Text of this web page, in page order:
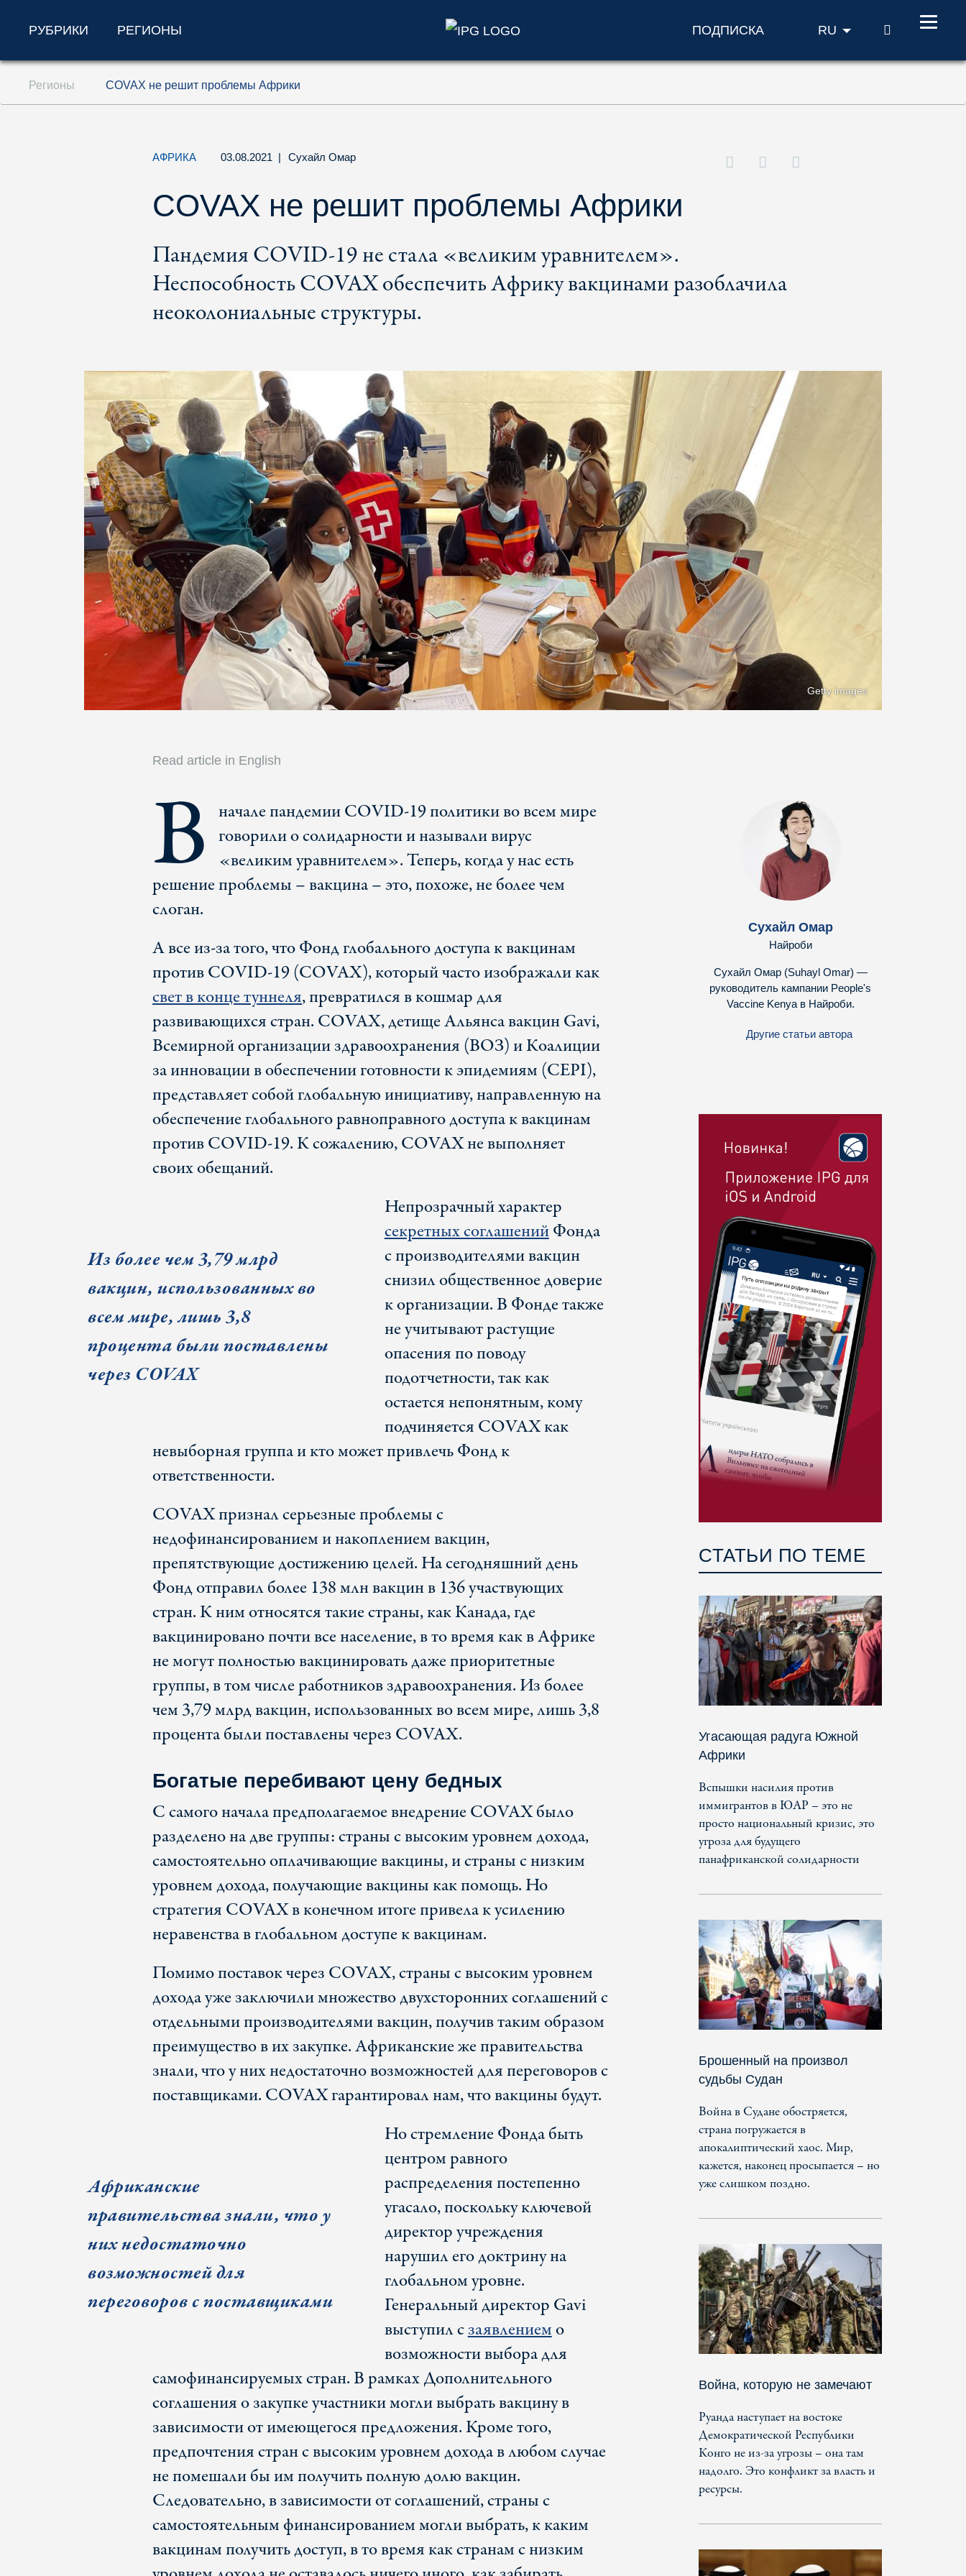
Перейти к содержанию (ключ доступа '1')
Перейти к поиску (ключ доступа '2')
РУБРИКИ РЕГИОНЫ ПОДПИСКА RU ПОИСК
Регионы COVAX не решит проблемы Африки
АФРИКА 03.08.2021 | Сухайл Омар
COVAX не решит проблемы Африки
Пандемия COVID-19 не стала «великим уравнителем».
Неспособность COVAX обеспечить Африку вакцинами разоблачила
неоколониальные структуры.
Getty images
Read article in English
В начале пандемии COVID-19 политики во всем мире
говорили о солидарности и называли вирус
«великим уравнителем». Теперь, когда у нас есть
решение проблемы – вакцина – это, похоже, не более чем
слоган.
А все из-за того, что Фонд глобального доступа к вакцинам
против COVID-19 (COVAX), который часто изображали как
свет в конце туннеля, превратился в кошмар для
развивающихся стран. COVAX, детище Альянса вакцин Gavi,
Всемирной организации здравоохранения (ВОЗ) и Коалиции
за инновации в обеспечении готовности к эпидемиям (CEPI),
представляет собой глобальную инициативу, направленную на
обеспечение глобального равноправного доступа к вакцинам
против COVID-19. К сожалению, COVAX не выполняет
своих обещаний.
Из более чем 3,79 млрд
вакцин, использованных во
всем мире, лишь 3,8
процента были поставлены
через COVAX
Непрозрачный характер
секретных соглашенийФонда
с производителями вакцин
снизил общественное доверие
к организации. В Фонде также
не учитывают растущие
опасения по поводу
подотчетности, так как
остается непонятным, кому
подчиняется COVAX как
невыборная группа и кто может привлечь Фонд к
ответственности.
COVAX признал серьезные проблемы с
недофинансированием и накоплением вакцин,
препятствующие достижению целей. На сегодняшний день
Фонд отправил более 138 млн вакцин в 136 участвующих
стран. К ним относятся такие страны, как Канада, где
вакцинировано почти все население, в то время как в Африке
не могут полностью вакцинировать даже приоритетные
группы, в том числе работников здравоохранения. Из более
чем 3,79 млрд вакцин, использованных во всем мире, лишь 3,8
процента были поставлены через COVAX.
Богатые перебивают цену бедных
С самого начала предполагаемое внедрение COVAX было
разделено на две группы: страны с высоким уровнем дохода,
самостоятельно оплачивающие вакцины, и страны с низким
уровнем дохода, получающие вакцины как помощь. Но
стратегия COVAX в конечном итоге привела к усилению
неравенства в глобальном доступе к вакцинам.
Помимо поставок через COVAX, страны с высоким уровнем
дохода уже заключили множество двухсторонних соглашений с
отдельными производителями вакцин, получив таким образом
преимущество в их закупке. Африканские же правительства
знали, что у них недостаточно возможностей для переговоров с
поставщиками. COVAX гарантировал нам, что вакцины будут.
Африканские
правительства знали, что у
них недостаточно
возможностей для
переговоров с поставщиками
Но стремление Фонда быть
центром равного
распределения постепенно
угасало, поскольку ключевой
директор учреждения
нарушил его доктрину на
глобальном уровне.
Генеральный директор Gavi
выступил сзаявлениемо
возможности выбора для
самофинансируемых стран. В рамках Дополнительного
соглашения о закупке участники могли выбрать вакцину в
зависимости от имеющегося предложения. Кроме того,
предпочтения стран с высоким уровнем дохода в любом случае
не помешали бы им получить полную долю вакцин.
Следовательно, в зависимости от соглашений, страны с
самостоятельным финансированием могли выбрать, к каким
вакцинам получить доступ, в то время как странам с низким
Сухайл Омар
Найроби
Сухайл Омар (Suhayl Omar) —
руководитель кампании People's
Vaccine Kenya в Найроби.
Другие статьи автора
СТАТЬИ ПО ТЕМЕ
Угасающая радуга Южной
Африки
Вспышки насилия против
иммигрантов в ЮАР – это не
просто национальный кризис, это
угроза для будущего
панафриканской солидарности
Брошенный на произвол
судьбы Судан
Война в Судане обостряется,
страна погружается в
апокалиптический хаос. Мир,
кажется, наконец просыпается – но
уже слишком поздно.
Война, которую не замечают
Руанда наступает на востоке
Демократической Республики
Конго не из-за угрозы – она там
надолго. Это конфликт за власть и
ресурсы.